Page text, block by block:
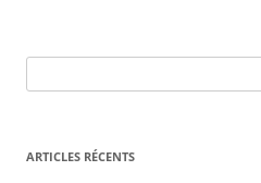
e
h
ARTICLES RÉCENTS